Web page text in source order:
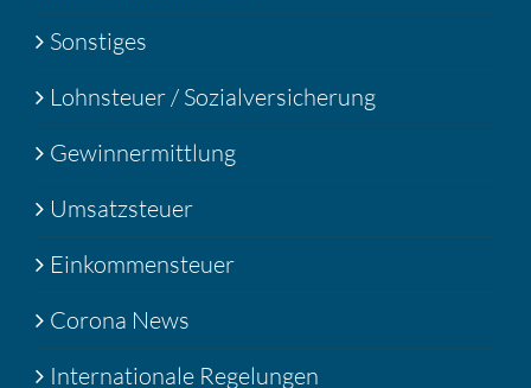
Sonstiges
Lohnsteuer / Sozialversicherung
Gewinnermittlung
Umsatzsteuer
Einkommensteuer
Corona News
Internationale Regelungen